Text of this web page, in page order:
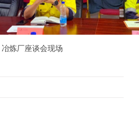
冶炼厂座谈会现场